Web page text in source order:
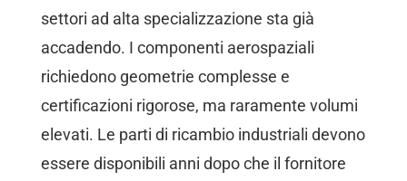
settori ad alta specializzazione sta già
accadendo. I componenti aerospaziali
richiedono geometrie complesse e
certificazioni rigorose, ma raramente volumi
elevati. Le parti di ricambio industriali devono
essere disponibili anni dopo che il fornitore